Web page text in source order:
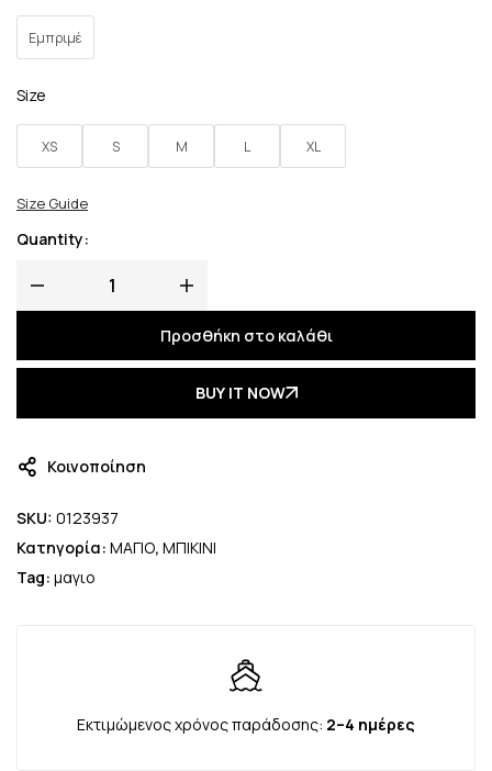
Εμπριμέ
Size
XS S M L XL
Size Guide
Quantity:
Προσθήκη στο καλάθι
BUY IT NOW
Κοινοποίηση
SKU: 0123937
Κατηγορία: ΜΑΓΙΟ, ΜΠΙΚΙΝΙ
Tag: μαγιο
Εκτιμώμενος χρόνος παράδοσης: 2–4 ημέρες